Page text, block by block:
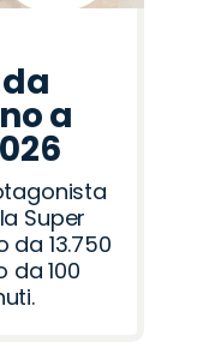
a
Super
da 13.750
da 100